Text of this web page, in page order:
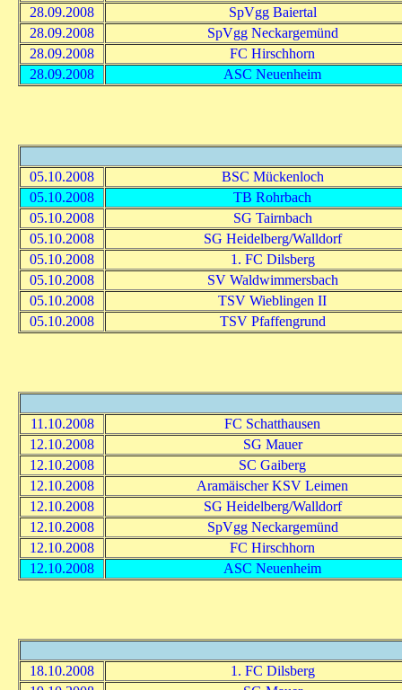
28.09.2008
SpVgg Baiertal
28.09.2008
SpVgg Neckargemünd
28.09.2008
FC Hirschhorn
28.09.2008
ASC Neuenheim
05.10.2008
BSC Mückenloch
05.10.2008
TB Rohrbach
05.10.2008
SG Tairnbach
05.10.2008
SG Heidelberg/Walldorf
05.10.2008
1. FC Dilsberg
05.10.2008
SV Waldwimmersbach
05.10.2008
TSV Wieblingen II
05.10.2008
TSV Pfaffengrund
11.10.2008
FC Schatthausen
12.10.2008
SG Mauer
12.10.2008
SC Gaiberg
12.10.2008
Aramäischer KSV Leimen
12.10.2008
SG Heidelberg/Walldorf
12.10.2008
SpVgg Neckargemünd
12.10.2008
FC Hirschhorn
12.10.2008
ASC Neuenheim
18.10.2008
1. FC Dilsberg